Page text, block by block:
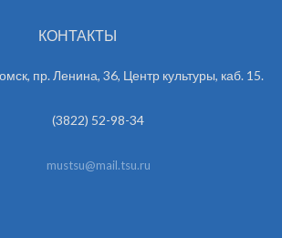
КОНТАКТЫ
пр. Ленина, 36, Центр культуры, каб. 15.
(3822) 52-98-34
mustsu@mail.tsu.ru